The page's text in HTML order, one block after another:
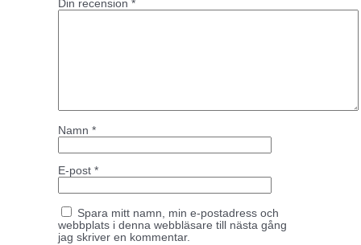
Din recension *
Namn *
E-post *
Spara mitt namn, min e-postadress och
webbplats i denna webbläsare till nästa gång
jag skriver en kommentar.